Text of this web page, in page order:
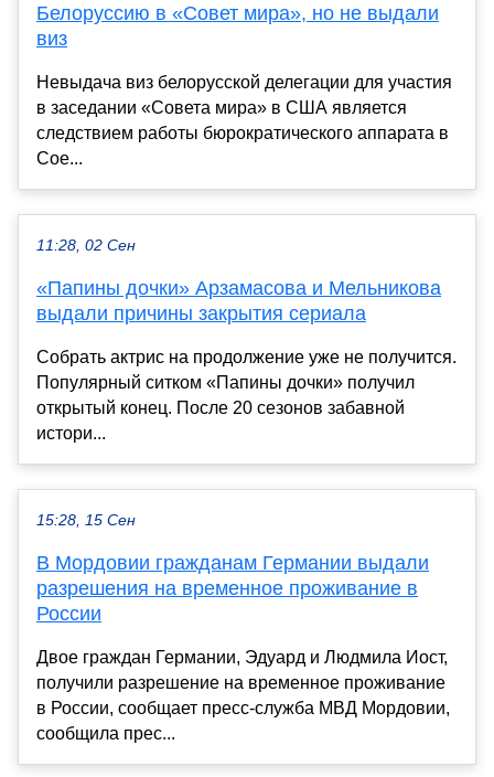
Белоруссию в «Совет мира», но не выдали
виз
Невыдача виз белорусской делегации для участия
в заседании «Совета мира» в США является
следствием работы бюрократического аппарата в
Сое...
11:28, 02 Сен
«Папины дочки» Арзамасова и Мельникова
выдали причины закрытия сериала
Собрать актрис на продолжение уже не получится.
Популярный ситком «Папины дочки» получил
открытый конец. После 20 сезонов забавной
истори...
15:28, 15 Сен
В Мордовии гражданам Германии выдали
разрешения на временное проживание в
России
Двое граждан Германии, Эдуард и Людмила Иост,
получили разрешение на временное проживание
в России, сообщает пресс-служба МВД Мордовии,
сообщила прес...